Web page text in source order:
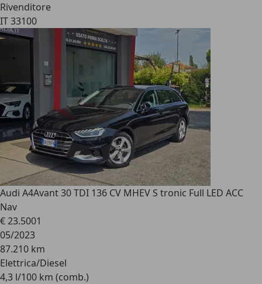
Rivenditore
IT 33100
Audi A4Avant 30 TDI 136 CV MHEV S tronic Full LED ACC
Nav
€ 23.5001
05/2023
87.210 km
Elettrica/Diesel
4,3 l/100 km (comb.)